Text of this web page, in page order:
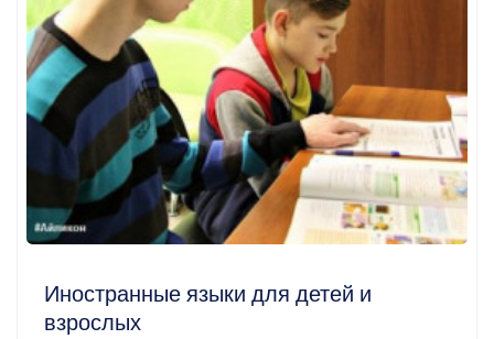
Иностранные языки для детей и
взрослых